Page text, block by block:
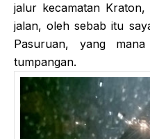
jalur kecamatan Kraton,
jalan, oleh sebab itu
Pasuruan, yang
tumpangan.